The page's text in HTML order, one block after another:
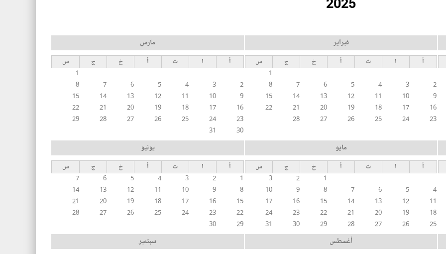
فبراير
أ ا ث أ خ ج
س
1
2
3
4
5
6
7
8
9
10
11
12
13
14
15
16
17
18
19
20
21
22
23
24
25
26
27
28
مارس
أ ا ث أ خ ج
س
1
2
3
4
5
6
7
8
9
10
11
12
13
14
15
16
17
18
19
20
21
22
23
24
25
26
27
28
29
30
31
مايو
أ ا ث أ خ ج
س
1
2
3
4
5
6
7
8
9
10
11
12
13
14
15
16
17
18
19
20
21
22
23
24
25
26
27
28
29
30
31
يونيو
أ ا ث أ خ ج
س
1
2
3
4
5
6
7
8
9
10
11
12
13
14
15
16
17
18
19
20
21
22
23
24
25
26
27
28
29
30
أغسطس سبتمبر